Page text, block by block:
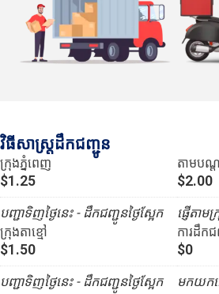
វិធីសាស្រ្តដឹកជញ្ជូន
ក្រុងភ្នំពេញ
$1.25
បញ្ជាទិញថ្ងៃនេះ - ដឹកជញ្ជូនថ្ងៃស្អែក
ក្រុងតាខ្មៅ
$1.50
បញ្ជាទិញថ្ងៃនេះ - ដឹកជញ្ជូនថ្ងៃស្អែក
តាមបណ្ដ
$2.00
ផ្ញើតាម
ការដឹក
$0
មកយក